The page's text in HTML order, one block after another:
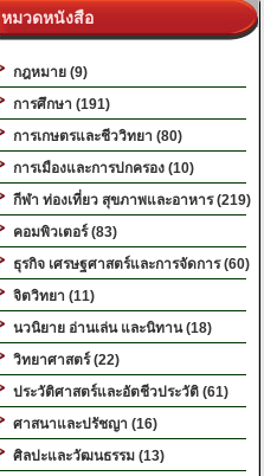
หมวดหนังสือ
กฎหมาย (9)
การศึกษา (191)
การเกษตรและชีววิทยา (80)
การเมืองและการปกครอง (10)
กีฬา ท่องเที่ยว สุขภาพและอาหาร (219)
คอมพิวเตอร์ (83)
ธุรกิจ เศรษฐศาสตร์และการจัดการ (60)
จิตวิทยา (11)
นวนิยาย อ่านเล่น และนิทาน (18)
วิทยาศาสตร์ (22)
ประวัติศาสตร์และอัตชีวประวัติ (61)
ศาสนาและปรัชญา (16)
ศิลปะและวัฒนธรรม (13)